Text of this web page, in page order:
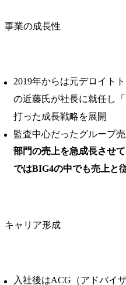
事業の成長性
2019年からは元デロイト
の近藤氏が社長に就任し
打った成長戦略を展開
監査中心だったグループ
部門の売上を急成長させ
ではBIG4の中でも売上と
キャリア形成
入社後はACG（アドバイ